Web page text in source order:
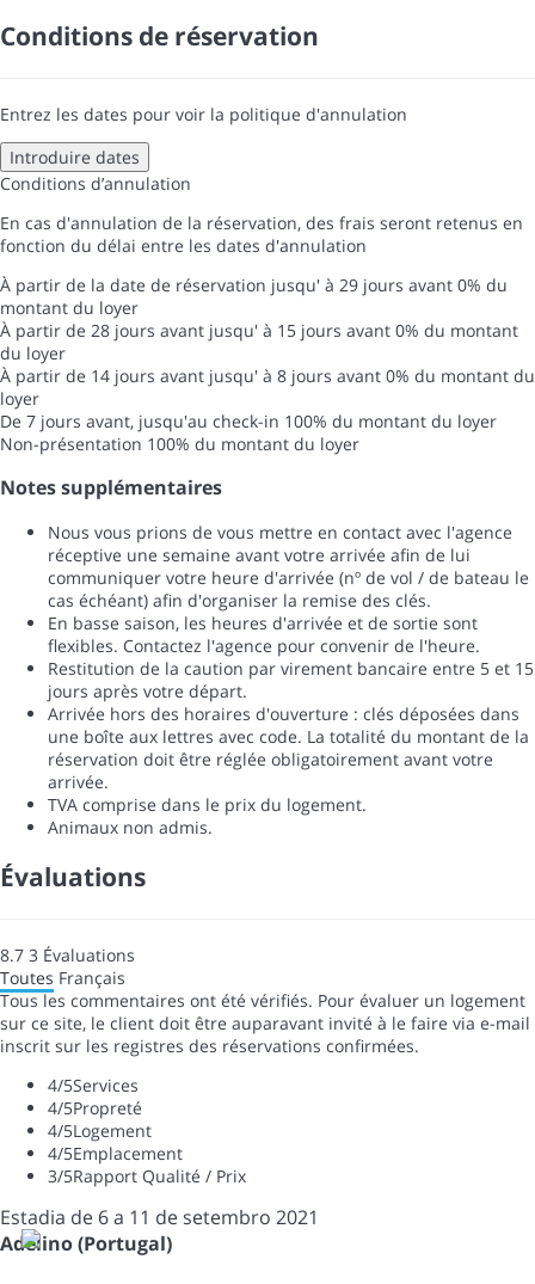
Conditions de réservation
Entrez les dates pour voir la politique d'annulation
Introduire dates
Conditions d’annulation
En cas d'annulation de la réservation, des frais seront retenus en
fonction du délai entre les dates d'annulation
À partir de la date de réservation jusqu' à 29 jours avant 0% du
montant du loyer
À partir de 28 jours avant jusqu' à 15 jours avant 0% du montant
du loyer
À partir de 14 jours avant jusqu' à 8 jours avant 0% du montant du
loyer
De 7 jours avant, jusqu'au check-in 100% du montant du loyer
Non-présentation 100% du montant du loyer
Notes supplémentaires
Nous vous prions de vous mettre en contact avec l'agence
réceptive une semaine avant votre arrivée afin de lui
communiquer votre heure d'arrivée (nº de vol / de bateau le
cas échéant) afin d'organiser la remise des clés.
En basse saison, les heures d'arrivée et de sortie sont
flexibles. Contactez l'agence pour convenir de l'heure.
Restitution de la caution par virement bancaire entre 5 et 15
jours après votre départ.
Arrivée hors des horaires d'ouverture : clés déposées dans
une boîte aux lettres avec code. La totalité du montant de la
réservation doit être réglée obligatoirement avant votre
arrivée.
TVA comprise dans le prix du logement.
Animaux non admis.
Évaluations
8.7 3 Évaluations
Toutes Français
Tous les commentaires ont été vérifiés. Pour évaluer un logement
sur ce site, le client doit être auparavant invité à le faire via e-mail
inscrit sur les registres des réservations confirmées.
4/5Services
4/5Propreté
4/5Logement
4/5Emplacement
3/5Rapport Qualité / Prix
Estadia de 6 a 11 de setembro 2021
Adelino (Portugal)